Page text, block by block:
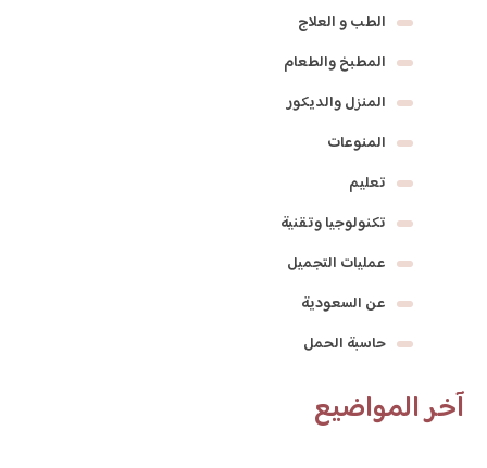
الطب و العلاج
المطبخ والطعام
المنزل والديكور
المنوعات
تعليم
تكنولوجيا وتقنية
عمليات التجميل
عن السعودية
حاسبة الحمل
آخر المواضيع